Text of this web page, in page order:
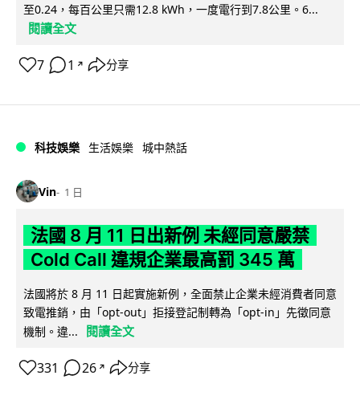
至0.24，每百公里只需12.8 kWh，一度電行到7.8公里。6...
閱讀全文
7 1 ↗ 分享
科技娛樂 生活娛樂 城中熱話
Vin 1 日
法國 8 月 11 日出新例 未經同意嚴禁
Cold Call 違規企業最高罰 345 萬
法國將於 8 月 11 日起實施新例，全面禁止企業未經消費者同意
致電推銷，由「opt-out」拒接登記制轉為「opt-in」先徵同意
機制。違...
閱讀全文
331 26 ↗ 分享